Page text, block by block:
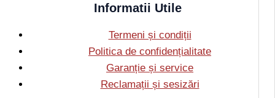
Informatii Utile
Termeni și condiții
Politica de confidențialitate
Garanție și service
Reclamații și sesizări